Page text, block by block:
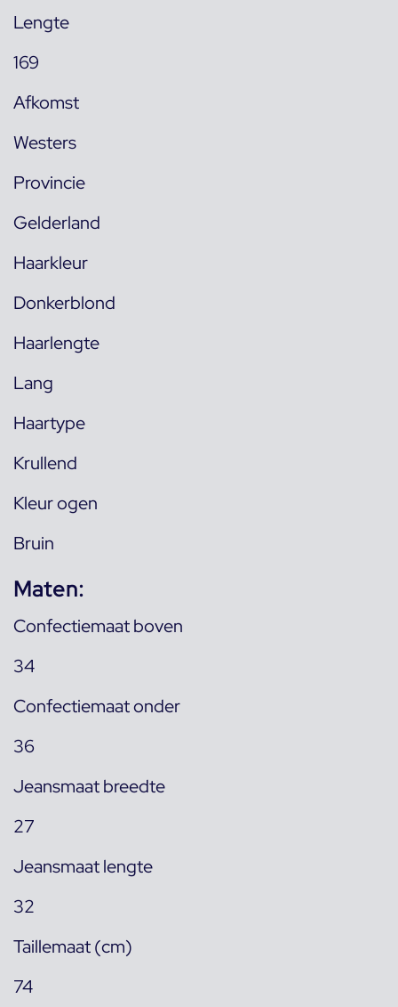
Lengte
169
Afkomst
Westers
Provincie
Gelderland
Haarkleur
Donkerblond
Haarlengte
Lang
Haartype
Krullend
Kleur ogen
Bruin
Maten:
Confectiemaat boven
34
Confectiemaat onder
36
Jeansmaat breedte
27
Jeansmaat lengte
32
Taillemaat (cm)
74